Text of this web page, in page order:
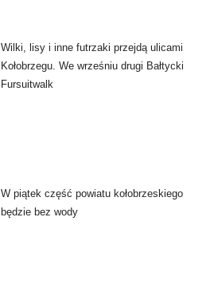
Wilki, lisy i inne futrzaki przejdą ulicami
Kołobrzegu. We wrześniu drugi Bałtycki
Fursuitwalk
W piątek część powiatu kołobrzeskiego
będzie bez wody